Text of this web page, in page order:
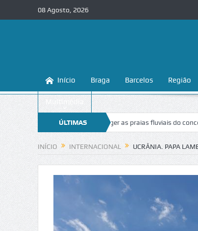
08 Agosto, 2026
Início Braga Barcelos Região
Multimédia
ÚLTIMAS
NOTÍCIAS
a conhecer e proteger as praias fluviais do concelho
INÍCIO INTERNACIONAL UCRÂNIA. PAPA